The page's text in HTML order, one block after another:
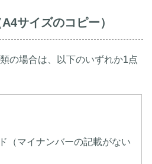
サイズのコピー）
の場合は、以下のいずれか1点
（マイナンバーの記載がない